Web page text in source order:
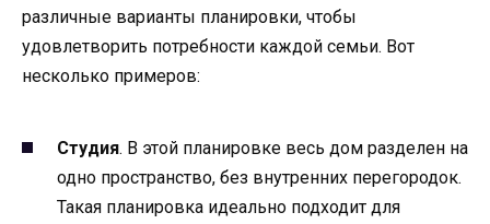
различные варианты планировки, чтобы
удовлетворить потребности каждой семьи. Вот
несколько примеров:
Студия. В этой планировке весь дом разделен на
одно пространство, без внутренних перегородок.
Такая планировка идеально подходит для